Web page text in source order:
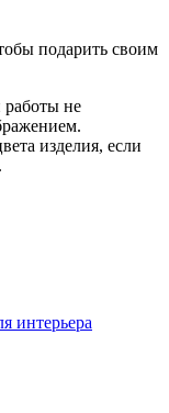
подарить своим
не
изделия, если
интерьера